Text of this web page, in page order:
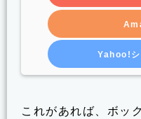
Yahoo!シ
これがあれば、ボッ